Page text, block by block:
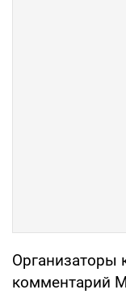
Организаторы
комментарий